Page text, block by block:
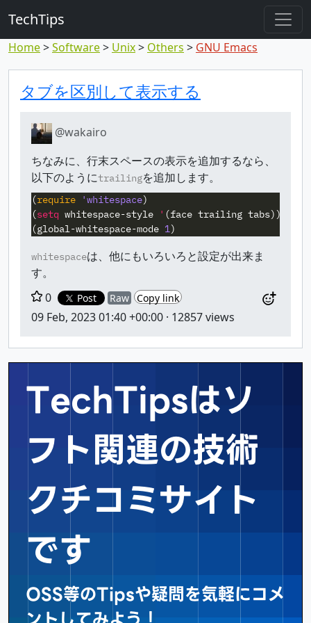
TechTips
Home Software Unix Others GNU Emacs
Highlighted
Topic and comment
タブを区別して表示する
@wakairo
ちなみに、行末スペースの表示を追加するなら、
以下のようにtrailingを追加します。
(require 'whitespace)
(setq whitespace-style ' (face trailing tabs))
(global-whitespace-mode 1)
whitespaceは、他にもいろいろと設定が出来ま
す。
0
Post Raw Copy link
09 Feb, 2023 01:40 +00:00 · 12857 views
TechTipsはソ
フト関連の技術
クチコミサイト
です
OSS等のTipsや疑問を気軽にコメ